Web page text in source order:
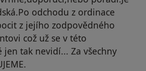
odchodu z ordinace
z jejího zodpovědného
což už se v této
jen tak nevidí... Za všechny